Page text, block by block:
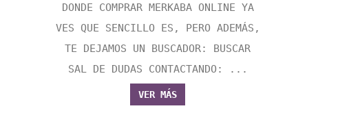
DONDE COMPRAR MERKABA ONLINE YA
VES QUE SENCILLO ES, PERO ADEMÁS,
TE DEJAMOS UN BUSCADOR: BUSCAR
SAL DE DUDAS CONTACTANDO: ...
VER MÁS